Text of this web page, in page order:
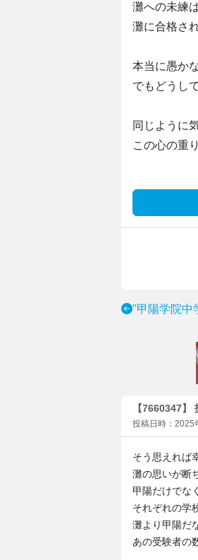
灘への未練
灘に合格さ
本当に愚か
でもどうし
同じように
この心の重
"甲陽学院中
【7660347】
投稿日時：2025
そう思えれば
灘の思いが断
甲陽だけでな
それぞれの学
灘より甲陽だ
あの受験者の